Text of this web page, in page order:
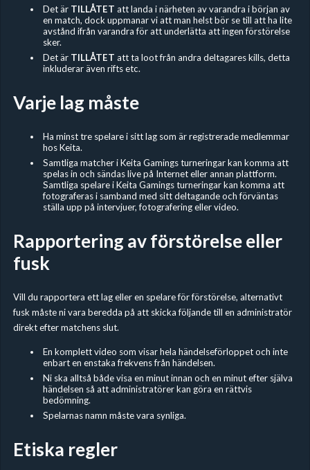
Det är TILLÅTET att landa i närheten av varandra i början av
en match, dock uppmanar vi att man helst bör se till att ha lite
avstånd ifrån varandra för att underlätta att ingen förstörelse
sker.
Det är TILLÅTET att ta loot från andra deltagares kills, detta
inkluderar även rifts etc.
Varje lag måste
Ha minst tre spelare i sitt lag som är registrerade medlemmar
hos Keita.
Samtliga matcher i Keita Gamings turneringar kan komma att
spelas in och sändas live på Internet eller annan plattform.
Samtliga spelare i Keita Gamings turneringar kan komma att
fotograferas i samband med sitt deltagande och förväntas
ställa upp på intervjuer, fotografering eller video.
Rapportering av förstörelse eller
fusk
Vill du rapportera ett lag eller en spelare för förstörelse, alternativt
fusk måste ni vara beredda på att skicka följande till en administratör
direkt efter matchens slut.
En komplett video som visar hela händelseförloppet och inte
enbart en enstaka frekvens från händelsen.
Ni ska alltså både visa en minut innan och en minut efter själva
händelsen så att administratörer kan göra en rättvis
bedömning.
Spelarnas namn måste vara synliga.
Etiska regler